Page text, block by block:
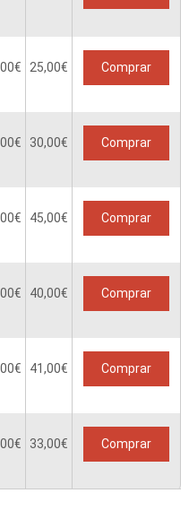
€ 25,00€ Comprar
€ 30,00€ Comprar
€ 45,00€ Comprar
€ 40,00€ Comprar
€ 41,00€ Comprar
€ 33,00€ Comprar